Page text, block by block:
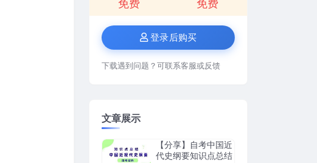
登录后购买
下载遇到问题？可联系客服或反馈
文章展示
【分享】自考中国近
代史纲要知识点总结